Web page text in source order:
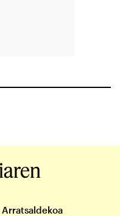
Arratsaldekoa